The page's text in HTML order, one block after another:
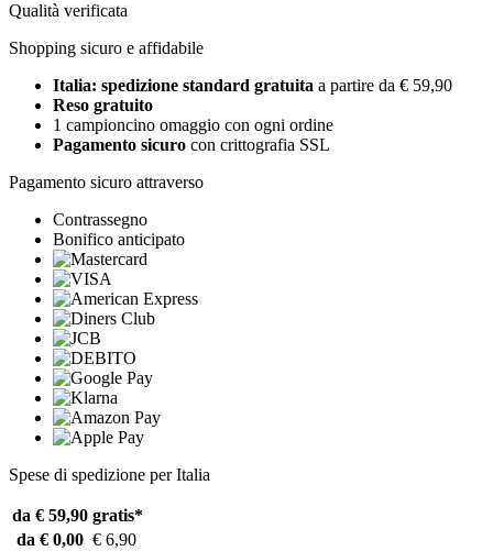
Qualità verificata
Shopping sicuro e affidabile
Italia: spedizione standard gratuita a partire da € 59,90
Reso gratuito
1 campioncino omaggio con ogni ordine
Pagamento sicuro con crittografia SSL
Pagamento sicuro attraverso
Contrassegno
Bonifico anticipato
Spese di spedizione per Italia
da € 59,90 gratis*
da € 0,00 € 6,90